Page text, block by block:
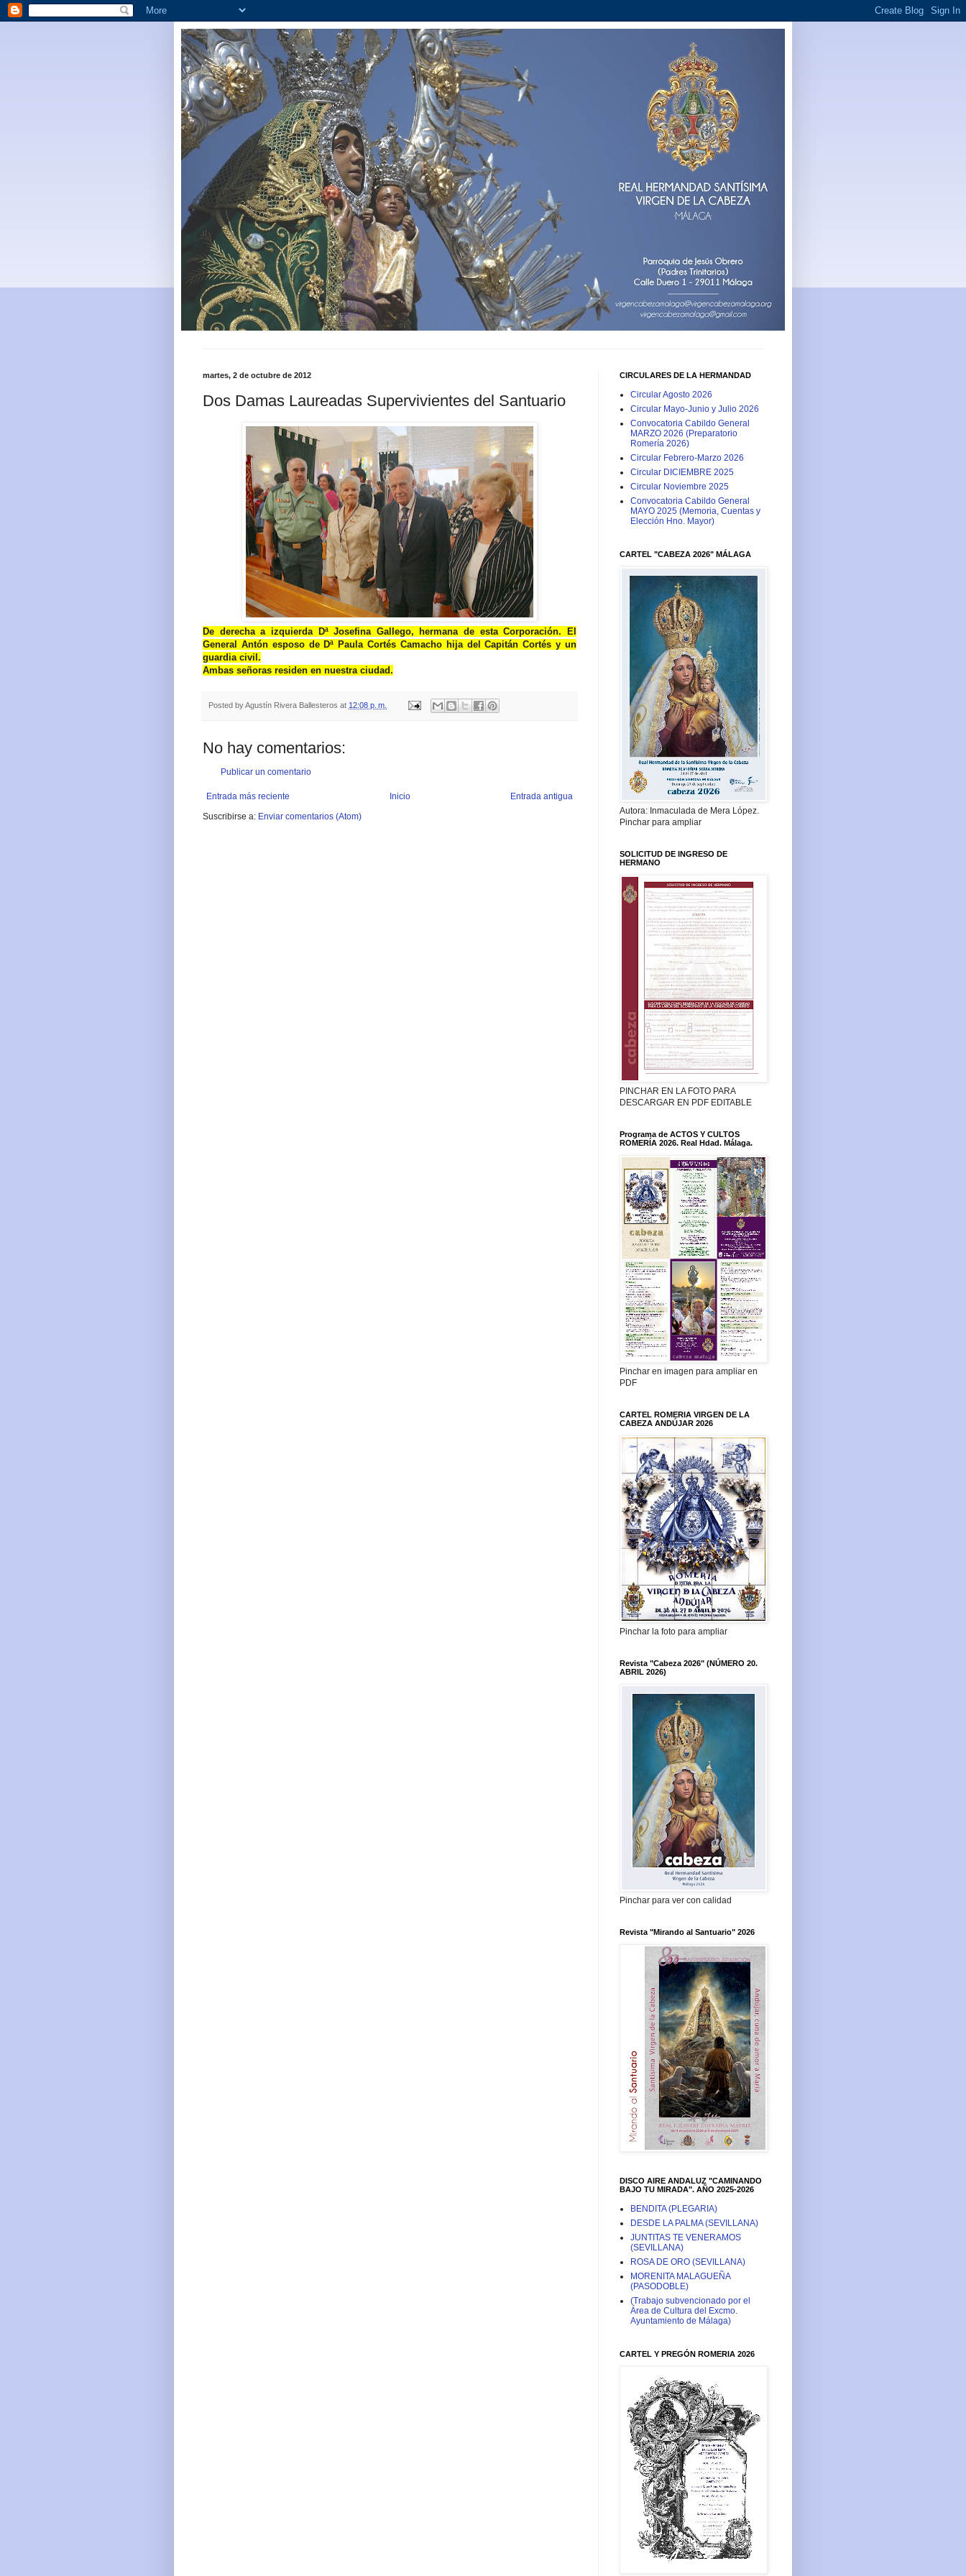
martes, 2 de octubre de 2012
Dos Damas Laureadas Supervivientes del Santuario
De derecha a izquierda Dª Josefina Gallego, hermana de esta Corporación. El
General Antón esposo de Dª Paula Cortés Camacho hija del Capitán Cortés y un
guardia civil.
Ambas señoras residen en nuestra ciudad.
Posted byAgustín Rivera Ballesteros at 12:08 p. m.
No hay comentarios:
Publicar un comentario
Entrada más reciente Entrada antigua
Inicio
Suscribirse a: Enviar comentarios (Atom)
CIRCULARES DE LA HERMANDAD
Circular Agosto 2026
Circular Mayo-Junio y Julio 2026
Convocatoria Cabildo General
MARZO 2026 (Preparatorio
Romería 2026)
Circular Febrero-Marzo 2026
Circular DICIEMBRE 2025
Circular Noviembre 2025
Convocatoria Cabildo General
MAYO 2025 (Memoria, Cuentas y
Elección Hno. Mayor)
CARTEL "CABEZA 2026" MÁLAGA
Autora: Inmaculada de Mera López.
Pinchar para ampliar
SOLICITUD DE INGRESO DE
HERMANO
PINCHAR EN LA FOTO PARA
DESCARGAR EN PDF EDITABLE
Programa de ACTOS Y CULTOS
ROMERÍA 2026. Real Hdad. Málaga.
Pinchar en imagen para ampliar en
PDF
CARTEL ROMERIA VIRGEN DE LA
CABEZA ANDÚJAR 2026
Pinchar la foto para ampliar
Revista "Cabeza 2026" (NÚMERO 20.
ABRIL 2026)
Pinchar para ver con calidad
Revista "Mirando al Santuario" 2026
DISCO AIRE ANDALUZ "CAMINANDO
BAJO TU MIRADA". AÑO 2025-2026
BENDITA (PLEGARIA)
DESDE LA PALMA (SEVILLANA)
JUNTITAS TE VENERAMOS
(SEVILLANA)
ROSA DE ORO (SEVILLANA)
MORENITA MALAGUEÑA
(PASODOBLE)
(Trabajo subvencionado por el
Área de Cultura del Excmo.
Ayuntamiento de Málaga)
CARTEL Y PREGÓN ROMERIA 2026